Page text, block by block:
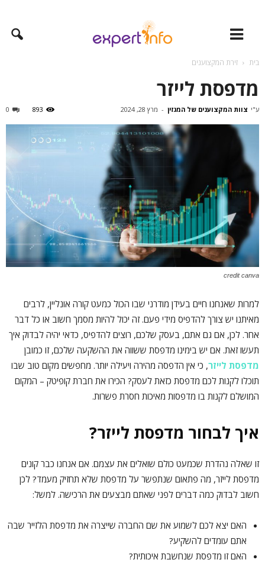
בית זירת המקצוענים
מדפסת לייזר
ע"י צוות המקצוענים של המגזין - מרץ 28, 2024 0 893
credit canva
למרות שאנחנו חיים בעידן מודרני שבו הכול כמעט קורה אונליין, לרבים
מאיתנו יש צורך להדפיס מידי פעם. זה יכול להיות מסמך חשוב או כל דבר
אחר. לכן, אם גם אתם, בעסק שלכם, רוצים להדפיס, כדאי יהיה לבדוק איך
תעשו זאת. אם יש בימינו מדפסת ששווה את ההשקעה שלכם, זו כמובן
מדפסת לייזר, כי אין הדפסה מהירה ויעילה יותר. מחפשים מקום טוב שבו
תוכלו לקנות לכם מדפסת כזאת לעסק? הכירו את חברת קופיטק – המקום
המושלם לקנות בו מדפסות מאיכות חסרת פשרות.
איך לבחור מדפסת לייזר?
זו שאלה נהדרת שכמעט כולם שואלים את עצמם. אם אנחנו כבר קונים
מדפסת לייזר, מה פתאום שנתפשר על מדפסת שלא תחזיק מעמד? לכן
חשוב לבדוק כמה דברים לפני שאתם מבצעים את הרכישה. למשל:
האם יצא לכם לשמוע את שם החברה שייצרה את מדפסת הלזייר שבה
אתם עומדים להשקיע?
האם זו מדפסת שנחשבת איכותית?